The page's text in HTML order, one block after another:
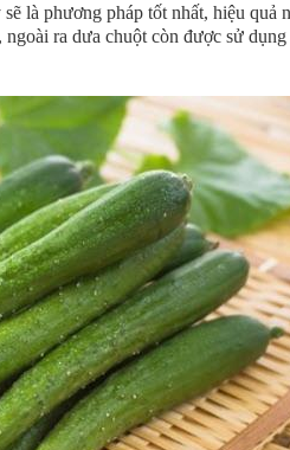
là phương pháp tốt nhất, hiệu quả
ngoài ra dưa chuột còn được sử